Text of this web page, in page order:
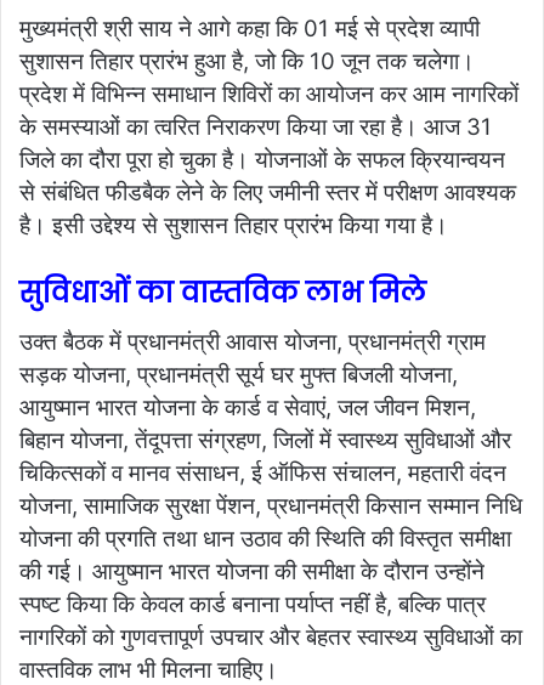
मुख्यमंत्री श्री साय ने आगे कहा कि 01 मई से प्रदेश व्यापी
सुशासन तिहार प्रारंभ हुआ है, जो कि 10 जून तक चलेगा।
प्रदेश में विभिन्न समाधान शिविरों का आयोजन कर आम नागरिकों
के समस्याओं का त्वरित निराकरण किया जा रहा है। आज 31
जिले का दौरा पूरा हो चुका है। योजनाओं के सफल क्रियान्वयन
से संबंधित फीडबैक लेने के लिए जमीनी स्तर में परीक्षण आवश्यक
है। इसी उद्देश्य से सुशासन तिहार प्रारंभ किया गया है।
सुविधाओं का वास्तविक लाभ मिले
उक्त बैठक में प्रधानमंत्री आवास योजना, प्रधानमंत्री ग्राम
सड़क योजना, प्रधानमंत्री सूर्य घर मुफ्त बिजली योजना,
आयुष्मान भारत योजना के कार्ड व सेवाएं, जल जीवन मिशन,
बिहान योजना, तेंदूपत्ता संग्रहण, जिलों में स्वास्थ्य सुविधाओं और
चिकित्सकों व मानव संसाधन, ई ऑफिस संचालन, महतारी वंदन
योजना, सामाजिक सुरक्षा पेंशन, प्रधानमंत्री किसान सम्मान निधि
योजना की प्रगति तथा धान उठाव की स्थिति की विस्तृत समीक्षा
की गई। आयुष्मान भारत योजना की समीक्षा के दौरान उन्होंने
स्पष्ट किया कि केवल कार्ड बनाना पर्याप्त नहीं है, बल्कि पात्र
नागरिकों को गुणवत्तापूर्ण उपचार और बेहतर स्वास्थ्य सुविधाओं का
वास्तविक लाभ भी मिलना चाहिए।